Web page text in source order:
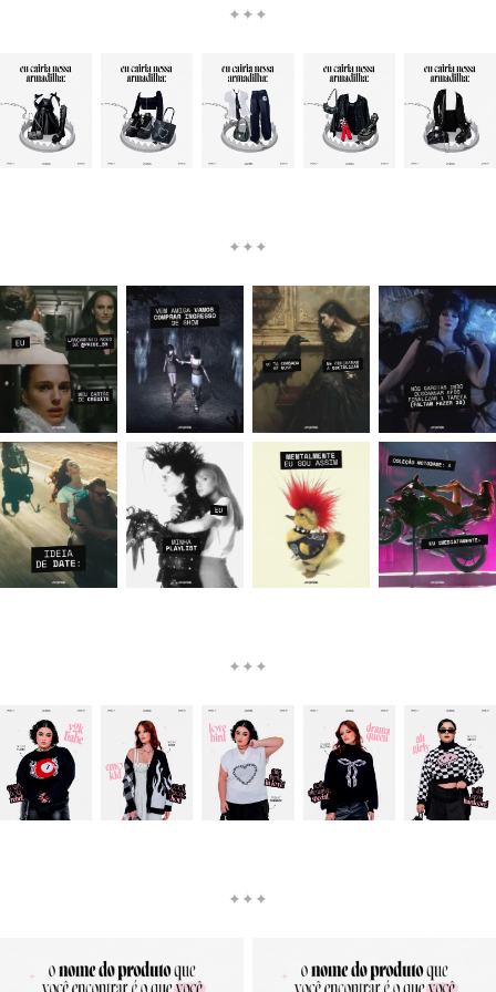
✦✦✦
✦✦✦
✦✦✦
✦✦✦